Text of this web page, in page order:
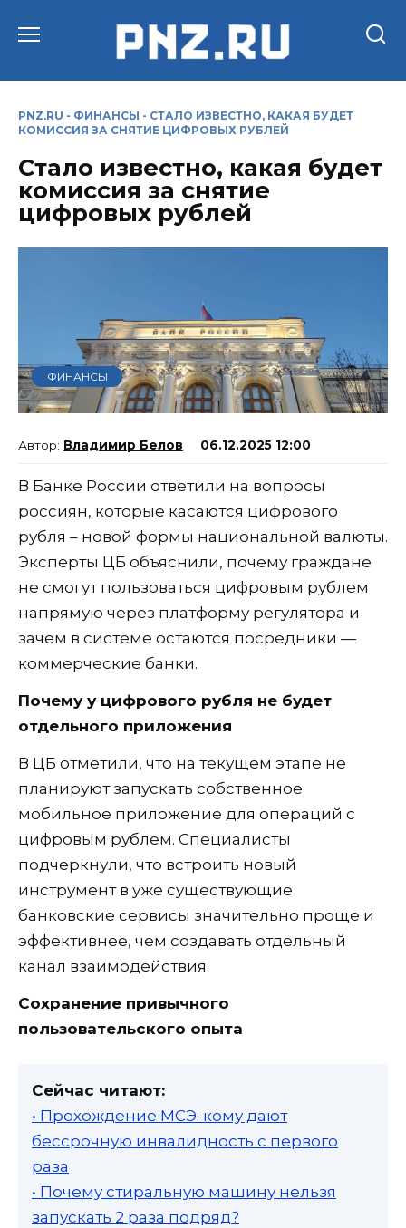
PNZ.RU - ФИНАНСЫ - СТАЛО ИЗВЕСТНО, КАКАЯ БУДЕТ
КОМИССИЯ ЗА СНЯТИЕ ЦИФРОВЫХ РУБЛЕЙ
Стало известно, какая будет
комиссия за снятие
цифровых рублей
ФИНАНСЫ
Владимир Белов 06.12.2025 12:00
В Банке России ответили на вопросы
россиян, которые касаются цифрового
рубля – новой формы национальной валюты.
Эксперты ЦБ объяснили, почему граждане
не смогут пользоваться цифровым рублем
напрямую через платформу регулятора и
зачем в системе остаются посредники —
коммерческие банки.
Почему у цифрового рубля не будет
отдельного приложения
В ЦБ отметили, что на текущем этапе не
планируют запускать собственное
мобильное приложение для операций с
цифровым рублем. Специалисты
подчеркнули, что встроить новый
инструмент в уже существующие
банковские сервисы значительно проще и
эффективнее, чем создавать отдельный
канал взаимодействия.
Сохранение привычного
пользовательского опыта
Сейчас читают:
• Прохождение МСЭ: кому дают
бессрочную инвалидность с первого
раза
• Почему стиральную машину нельзя
запускать 2 раза подряд?